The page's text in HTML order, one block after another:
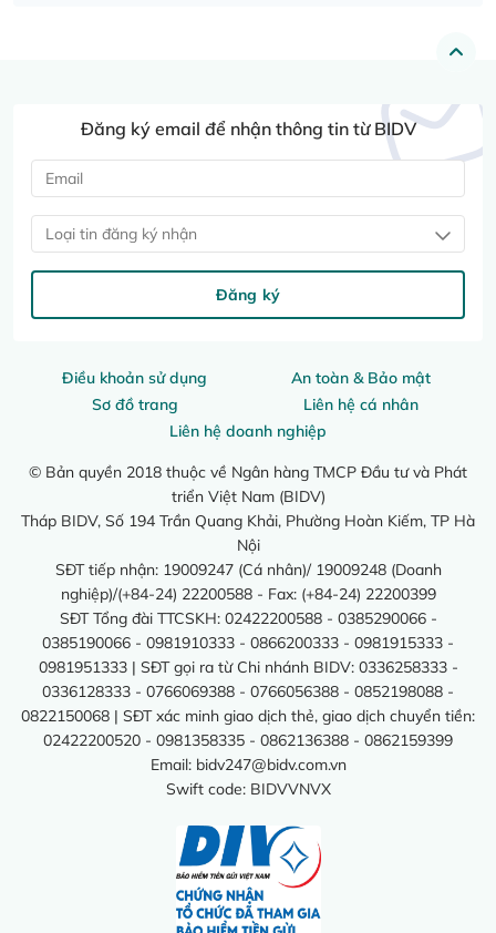
Điều khoản sử dụng
An toàn & Bảo mật
Sơ đồ trang
Liên hệ cá nhân
Liên hệ doanh nghiệp
© Bản quyền 2018 thuộc về Ngân hàng TMCP Đầu tư và Phát
triển Việt Nam (BIDV)
Tháp BIDV, Số 194 Trần Quang Khải, Phường Hoàn Kiếm, TP Hà
Nội
SĐT tiếp nhận: 19009247 (Cá nhân)/ 19009248 (Doanh
nghiệp)/(+84-24) 22200588 - Fax: (+84-24) 22200399
SĐT Tổng đài TTCSKH: 02422200588 - 0385290066 -
0385190066 - 0981910333 - 0866200333 - 0981915333 -
0981951333 | SĐT gọi ra từ Chi nhánh BIDV: 0336258333 -
0336128333 - 0766069388 - 0766056388 - 0852198088 -
0822150068 | SĐT xác minh giao dịch thẻ, giao dịch chuyển tiền:
02422200520 - 0981358335 - 0862136388 - 0862159399
Email: bidv247@bidv.com.vn
Swift code: BIDVVNVX
Đăng ký email để nhận thông tin từ BIDV
Loại tin đăng ký nhận
Đăng ký